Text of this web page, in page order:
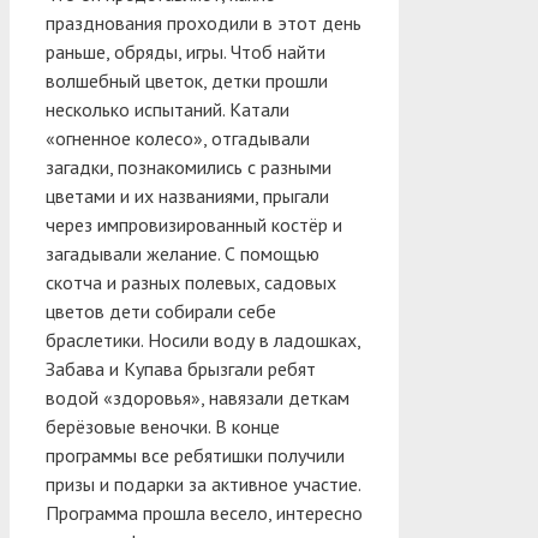
празднования проходили в этот день
раньше, обряды, игры. Чтоб найти
волшебный цветок, детки прошли
несколько испытаний. Катали
«огненное колесо», отгадывали
загадки, познакомились с разными
цветами и их названиями, прыгали
через импровизированный костёр и
загадывали желание. С помощью
скотча и разных полевых, садовых
цветов дети собирали себе
браслетики. Носили воду в ладошках,
Забава и Купава брызгали ребят
водой «здоровья», навязали деткам
берёзовые веночки. В конце
программы все ребятишки получили
призы и подарки за активное участие.
Программа прошла весело, интересно